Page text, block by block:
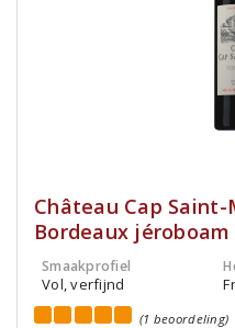
Château Cap
Bordeaux jéroboam
Smaakprofiel
Vol, verfijnd
(1 beoordeling)